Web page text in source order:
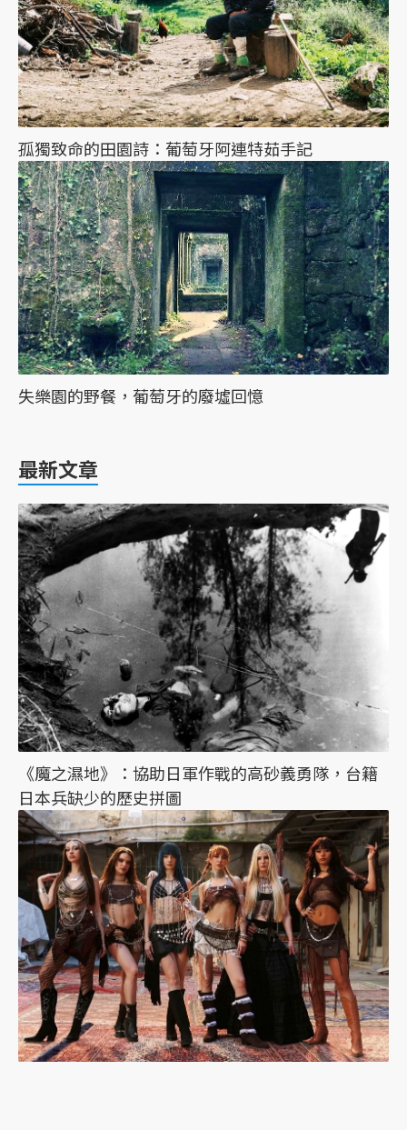
孤獨致命的田園詩：葡萄牙阿連特茹手記
失樂園的野餐，葡萄牙的廢墟回憶
最新文章
《魔之濕地》：協助日軍作戰的高砂義勇隊，台籍
日本兵缺少的歷史拼圖